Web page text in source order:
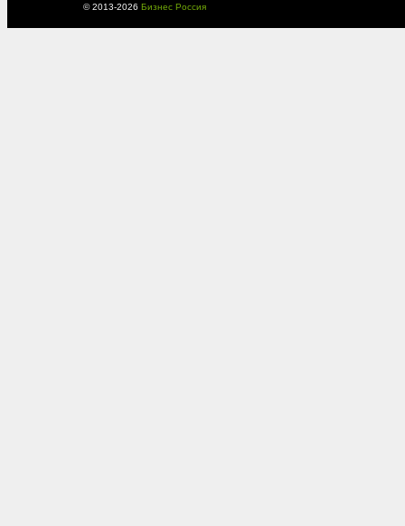
© 2013-2026 Бизнес Россия